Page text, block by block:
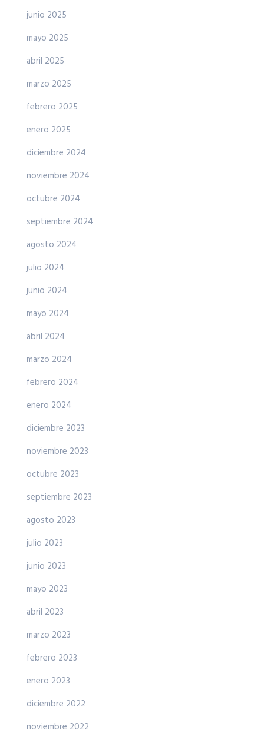
junio 2025
mayo 2025
abril 2025
marzo 2025
febrero 2025
enero 2025
diciembre 2024
noviembre 2024
octubre 2024
septiembre 2024
agosto 2024
julio 2024
junio 2024
mayo 2024
abril 2024
marzo 2024
febrero 2024
enero 2024
diciembre 2023
noviembre 2023
octubre 2023
septiembre 2023
agosto 2023
julio 2023
junio 2023
mayo 2023
abril 2023
marzo 2023
febrero 2023
enero 2023
diciembre 2022
noviembre 2022